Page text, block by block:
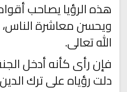
هذه الرؤيا يصاحب
ويحسن معاشرة
الله تعالى.
فإن رأى كأنه أدخل
دلت رؤياه على ترك